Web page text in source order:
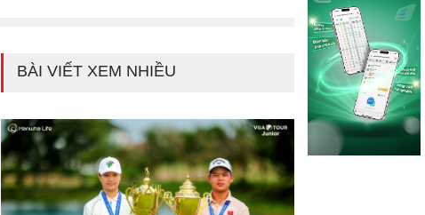
Tin trong nước 3
BÀI VIẾT XEM NHIỀU